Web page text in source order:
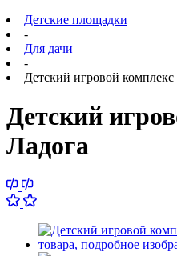
Детские площадки
-
Для дачи
-
Детский игровой комплекс
Детский
Ладога